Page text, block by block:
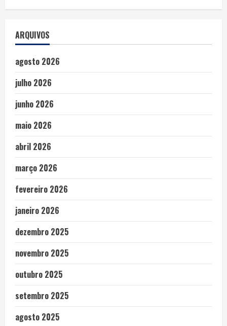
ARQUIVOS
agosto 2026
julho 2026
junho 2026
maio 2026
abril 2026
março 2026
fevereiro 2026
janeiro 2026
dezembro 2025
novembro 2025
outubro 2025
setembro 2025
agosto 2025